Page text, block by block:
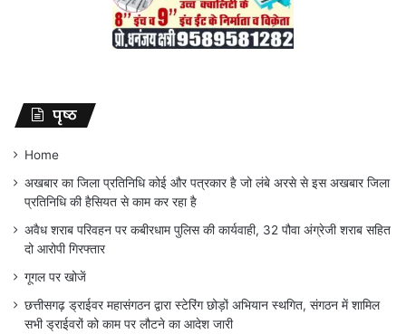
पृष्ठ
Home
अखबार का जिला प्रतिनिधि कोई और पत्रकार है जो लंबे अरसे से इस अखबार जिला
प्रतिनिधि की हैसियत से काम कर रहा है
अवैध शराब परिवहन पर कबीरधाम पुलिस की कार्यवाही, 32 पौवा अंग्रेजी शराब सहित
दो आरोपी गिरफ्तार
गूगल पर खोजें
छत्तीसगढ़ ड्राईवर महासंगठन द्वारा स्टेरिंग छोड़ों अभियान स्थगित, संगठन में शामिल
सभी ड्राईवरों को काम पर लौटने का आदेश जारी